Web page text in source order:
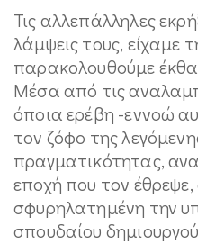
Τις αλλεπάλληλες
λάμψεις τους, είχαμε
παρακολουθούμε
Μέσα από τις
όποια ερέβη -εννοώ
τον ζόφο της
πραγματικότητας,
εποχή που τον
σφυρηλατημένη την
σπουδαίου